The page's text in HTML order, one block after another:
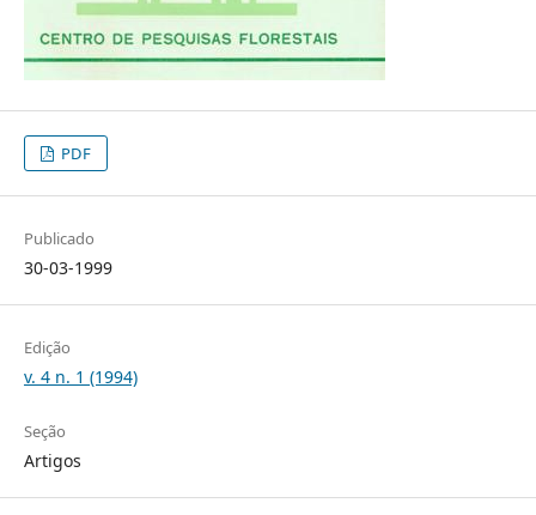
PDF
Publicado
30-03-1999
Edição
v. 4 n. 1 (1994)
Seção
Artigos